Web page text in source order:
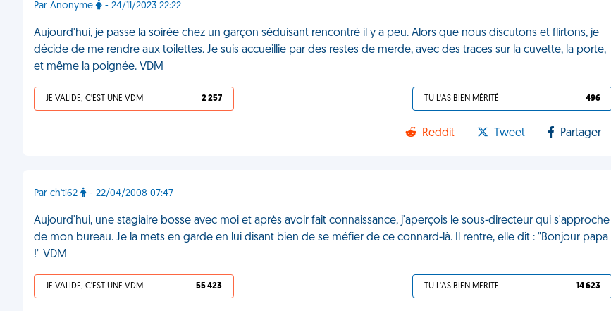
Par Anonyme - 24/11/2023 22:22
Aujourd'hui, je passe la soirée chez un garçon séduisant rencontré il y a peu. Alors que nous discutons et flirtons, je
décide de me rendre aux toilettes. Je suis accueillie par des restes de merde, avec des traces sur la cuvette, la porte,
et même la poignée. VDM
JE VALIDE, C'EST UNE VDM 2 257 TU L'AS BIEN MÉRITÉ 496
Reddit Tweet Partager
Par ch'ti62 - 22/04/2008 07:47
Aujourd'hui, une stagiaire bosse avec moi et après avoir fait connaissance, j'aperçois le sous-directeur qui s'approche
de mon bureau. Je la mets en garde en lui disant bien de se méfier de ce connard-là. Il rentre, elle dit : "Bonjour papa
!" VDM
JE VALIDE, C'EST UNE VDM 55 423 TU L'AS BIEN MÉRITÉ 14 623